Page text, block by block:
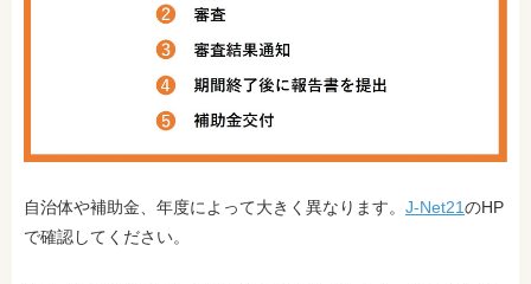
自治体や補助金、年度によって大きく異なります。 J-Net21のHP
で確認してください。